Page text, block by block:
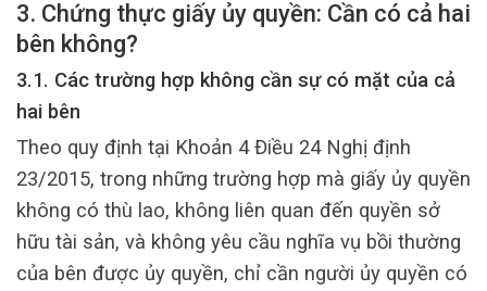
3. Chứng thực giấy ủy quyền: Cần có cả hai
bên không?
3.1. Các trường hợp không cần sự có mặt của cả
hai bên
Theo quy định tại Khoản 4 Điều 24 Nghị định
23/2015, trong những trường hợp mà giấy ủy quyền
không có thù lao, không liên quan đến quyền sở
hữu tài sản, và không yêu cầu nghĩa vụ bồi thường
của bên được ủy quyền, chỉ cần người ủy quyền có